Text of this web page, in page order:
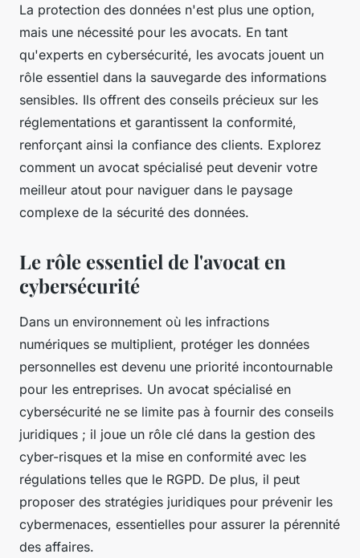
La protection des données n'est plus une option,
mais une nécessité pour les avocats. En tant
qu'experts en cybersécurité, les avocats jouent un
rôle essentiel dans la sauvegarde des informations
sensibles. Ils offrent des conseils précieux sur les
réglementations et garantissent la conformité,
renforçant ainsi la confiance des clients. Explorez
comment un avocat spécialisé peut devenir votre
meilleur atout pour naviguer dans le paysage
complexe de la sécurité des données.
Le rôle essentiel de l'avocat en
cybersécurité
Dans un environnement où les infractions
numériques se multiplient, protéger les données
personnelles est devenu une priorité incontournable
pour les entreprises. Un avocat spécialisé en
cybersécurité ne se limite pas à fournir des conseils
juridiques ; il joue un rôle clé dans la gestion des
cyber-risques et la mise en conformité avec les
régulations telles que le RGPD. De plus, il peut
proposer des stratégies juridiques pour prévenir les
cybermenaces, essentielles pour assurer la pérennité
des affaires.